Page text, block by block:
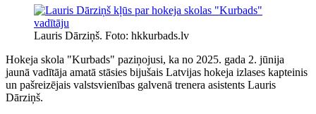
Lauris Dārziņš. Foto: hkkurbads.lv
Hokeja skola "Kurbads" paziņojusi, ka no 2025. gada 2. jūnija
jaunā vadītāja amatā stāsies bijušais Latvijas hokeja izlases kapteinis
un pašreizējais valstsvienības galvenā trenera asistents Lauris
Dārziņš.